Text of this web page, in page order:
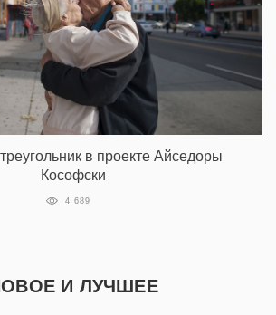
в проекте Айседоры
Кософски
4 689
И ЛУЧШЕЕ